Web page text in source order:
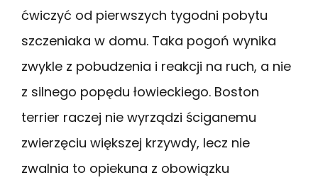
ćwiczyć od pierwszych tygodni pobytu
szczeniaka w domu. Taka pogoń wynika
zwykle z pobudzenia i reakcji na ruch, a nie
z silnego popędu łowieckiego. Boston
terrier raczej nie wyrządzi ściganemu
zwierzęciu większej krzywdy, lecz nie
zwalnia to opiekuna z obowiązku